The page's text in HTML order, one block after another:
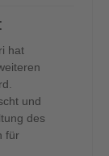
hat
und
des
für